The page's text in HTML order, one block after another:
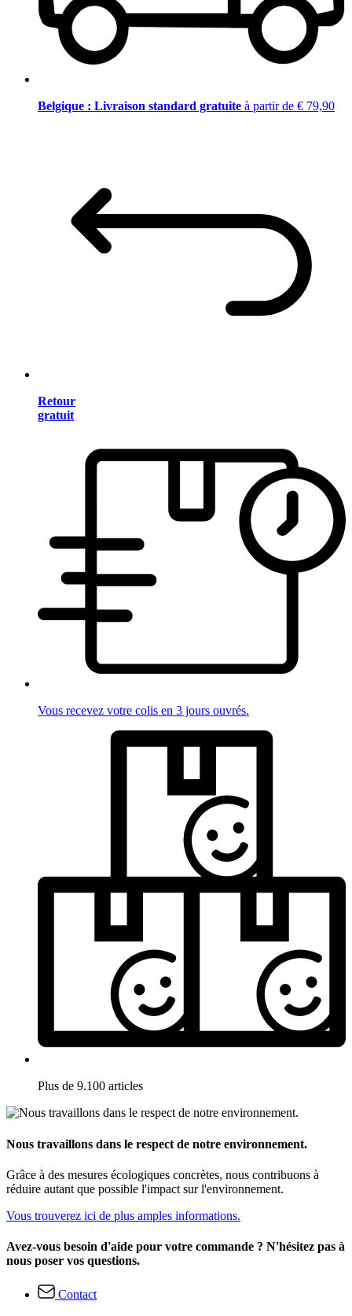
Belgique : Livraison standard gratuite à partir de € 79,90
Retour
gratuit
Vous recevez votre colis en 3 jours ouvrés.
Plus de 9.100 articles
Nous travaillons dans le respect de notre environnement.
Grâce à des mesures écologiques concrètes, nous contribuons à
réduire autant que possible l'impact sur l'environnement.
Vous trouverez ici de plus amples informations.
Avez-vous besoin d'aide pour votre commande ? N'hésitez pas à
nous poser vos questions.
Contact